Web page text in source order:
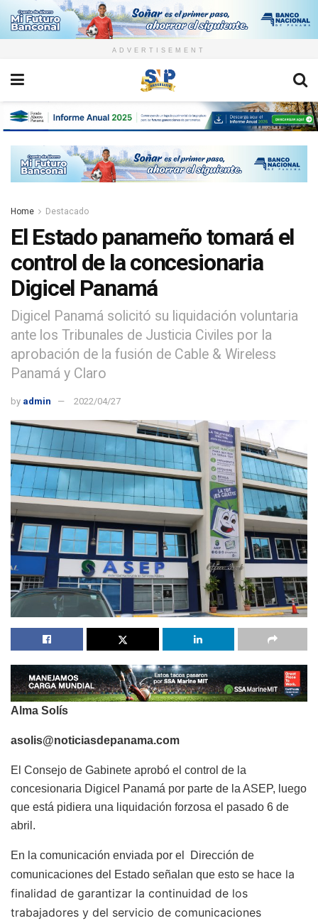
ADVERTISEMENT
Home Destacado
El Estado panameño tomará el
control de la concesionaria
Digicel Panamá
Digicel Panamá solicitó su liquidación voluntaria
ante los Tribunales de Justicia Civiles por la
aprobación de la fusión de Cable & Wireless
Panamá y Claro
by admin 2022/04/27
Alma Solís
asolis@noticiasdepanama.com
El Consejo de Gabinete aprobó el control de la
concesionaria Digicel Panamá por parte de la ASEP, luego
que está pidiera una liquidación forzosa el pasado 6 de
abril.
En la comunicación enviada por el Dirección de
comunicaciones del Estado señalan que esto se hace la
finalidad de garantizar la continuidad de los
trabajadores y del servicio de comunicaciones